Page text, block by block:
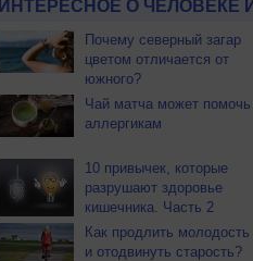
ИНТЕРЕСНОЕ О ЧЕЛОВЕКЕ
Почему северный загар
цветом отличается от
южного?
Чай матча может помочь
аллергикам
10 привычек, которые
разрушают здоровье
кишечника. Часть 2
Как продлить молодость
и отодвинуть старость?